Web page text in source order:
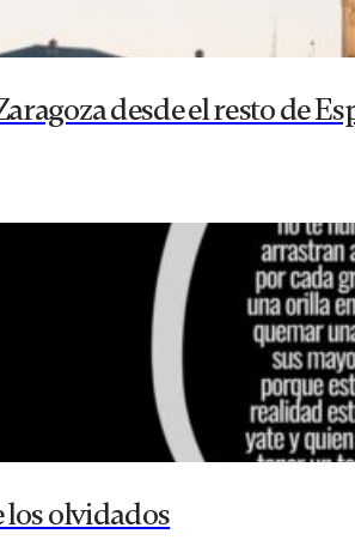
desde el resto de
los olvidados